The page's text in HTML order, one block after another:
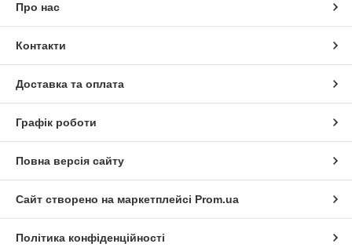
Про нас
Контакти
Доставка та оплата
Графік роботи
Повна версія сайту
Сайт створено на маркетплейсі Prom.ua
Політика конфіденційності